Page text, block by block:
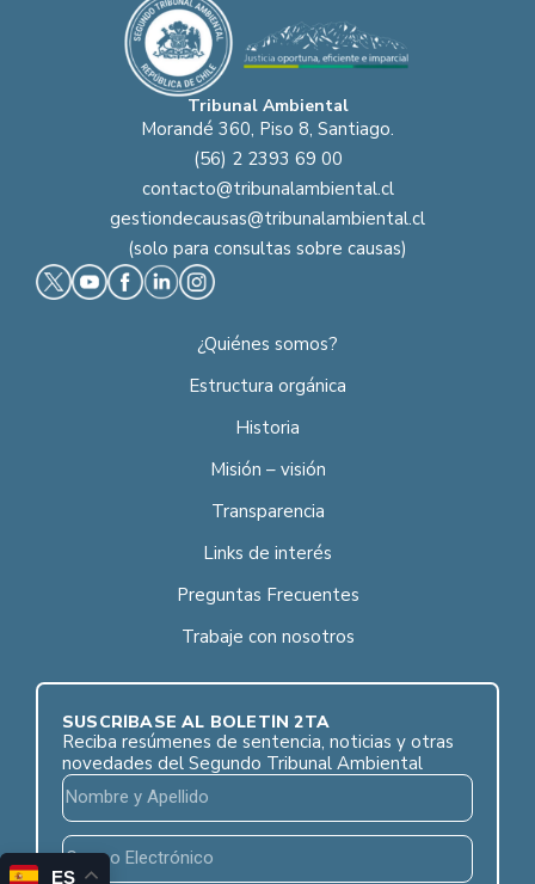
Tribunal Ambiental
Morandé 360, Piso 8, Santiago.
(56) 2 2393 69 00
contacto@tribunalambiental.cl
gestiondecausas@tribunalambiental.cl
(solo para consultas sobre causas)
¿Quiénes somos?
Estructura orgánica
Historia
Misión – visión
Transparencia
Links de interés
Preguntas Frecuentes
Trabaje con nosotros
SUSCRÍBASE AL BOLETÍN 2TA
Reciba resúmenes de sentencia, noticias y otras
novedades del Segundo Tribunal Ambiental
ES